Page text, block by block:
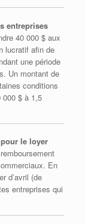
entreprises
40 000 $ aux
lucratif afin de
une période
Un montant de
conditions
$ à 1,5
le loyer
En
d’avril (de
entreprises qui